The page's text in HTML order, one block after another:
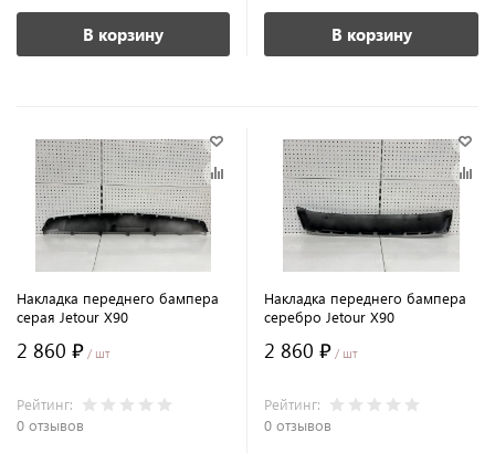
В корзину В корзину
Накладка переднего бампера
серая Jetour X90
2 860 ₽ / шт
Рейтинг:
0 отзывов
Накладка переднего бампера
серебро Jetour X90
2 860 ₽ / шт
Рейтинг:
0 отзывов